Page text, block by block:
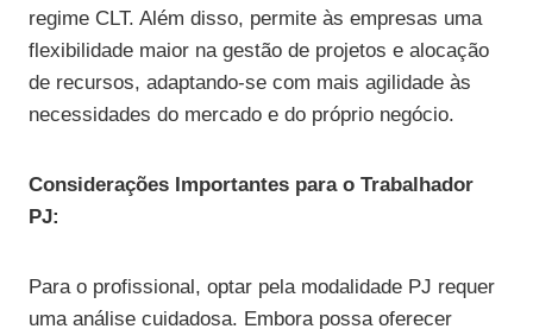
regime CLT. Além disso, permite às empresas uma
flexibilidade maior na gestão de projetos e alocação
de recursos, adaptando-se com mais agilidade às
necessidades do mercado e do próprio negócio.
Considerações Importantes para o Trabalhador
PJ:
Para o profissional, optar pela modalidade PJ requer
uma análise cuidadosa. Embora possa oferecer